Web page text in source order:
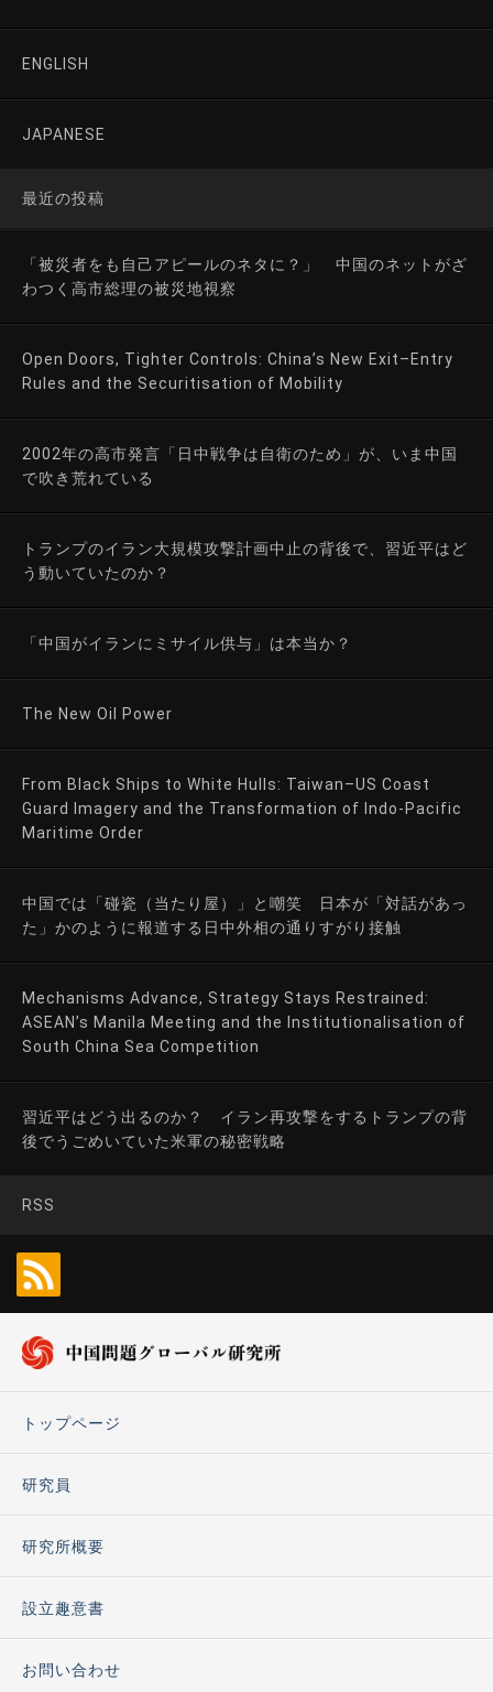
ENGLISH
JAPANESE
最近の投稿
「被災者をも自己アピールのネタに？」 中国のネットがざ
わつく高市総理の被災地視察
Open Doors, Tighter Controls: China’s New Exit–Entry
Rules and the Securitisation of Mobility
2002年の高市発言「日中戦争は自衛のため」が、いま中国
で吹き荒れている
トランプのイラン大規模攻撃計画中止の背後で、習近平はど
う動いていたのか？
「中国がイランにミサイル供与」は本当か？
The New Oil Power
From Black Ships to White Hulls: Taiwan–US Coast
Guard Imagery and the Transformation of Indo-Pacific
Maritime Order
中国では「碰瓷（当たり屋）」と嘲笑 日本が「対話があっ
た」かのように報道する日中外相の通りすがり接触
Mechanisms Advance, Strategy Stays Restrained:
ASEAN’s Manila Meeting and the Institutionalisation of
South China Sea Competition
習近平はどう出るのか？ イラン再攻撃をするトランプの背
後でうごめいていた米軍の秘密戦略
RSS
トップページ
研究員
研究所概要
設立趣意書
お問い合わせ